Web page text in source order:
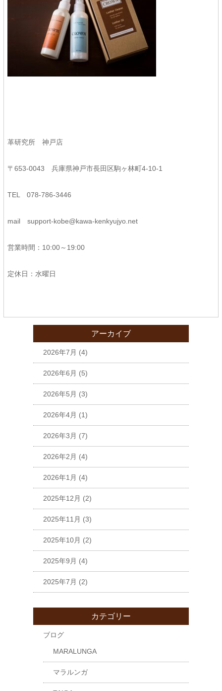
革研究所 神戸店
〒653-0043 兵庫県神戸市長田区駒ヶ林町4-10-1
TEL 078-786-3446
mailsupport-kobe@kawa-kenkyujyo.net
営業時間：10:00～19:00
定休日：水曜日
アーカイブ
2026年7月 (4)
2026年6月 (5)
2026年5月 (3)
2026年4月 (1)
2026年3月 (7)
2026年2月 (4)
2026年1月 (4)
2025年12月 (2)
2025年11月 (3)
2025年10月 (2)
2025年9月 (4)
2025年7月 (2)
カテゴリー
ブログ
MARALUNGA
マラルンガ